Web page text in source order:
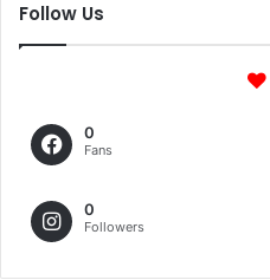
Follow Us
0
Fans
0
Followers